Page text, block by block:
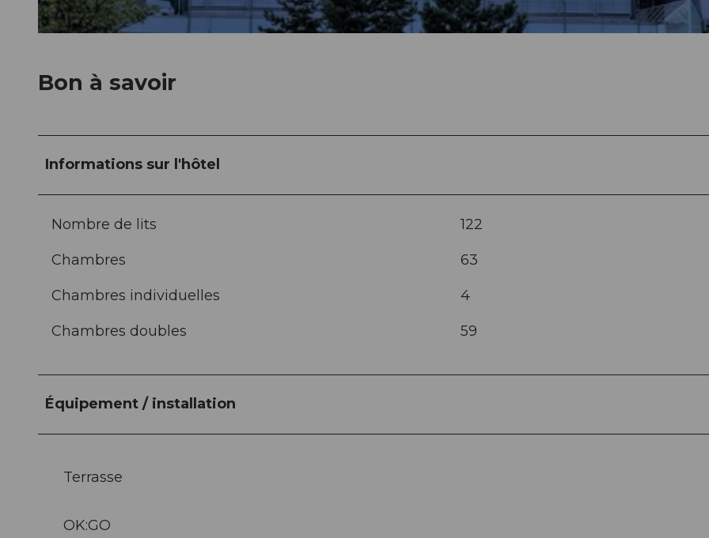
Bon à savoir
Informations sur l'hôtel
Nombre de lits 122
Chambres 63
Chambres individuelles 4
Chambres doubles 59
Équipement / installation
Terrasse
OK:GO